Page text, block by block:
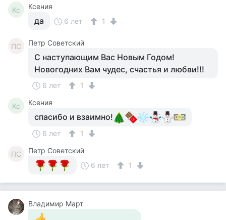
Кс Ксения
да 6 лет 1
ПС Петр Советский
С наступающим Вас Новым Годом!
Новогодних Вам чудес, счастья и любви!!!
6 лет 1
Кс Ксения
спасибо и взаимно!
6 лет 1
ПС
Петр Советский
6 лет
1
Владимир Март